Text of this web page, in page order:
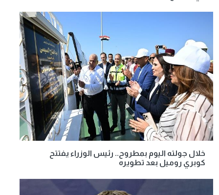
خلال جولته اليوم بمطروح.. رئيس الوزراء يفتتح
كوبري روميل بعد تطويره